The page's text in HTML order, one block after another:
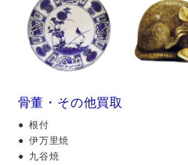
骨董・その他買取
根付
伊万里焼
九谷焼